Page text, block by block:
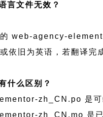
言文件无效？
web-agency-
依旧为英语，若翻译完
什么区别？
zh_CN.po 是可
zh_CN.mo 是已